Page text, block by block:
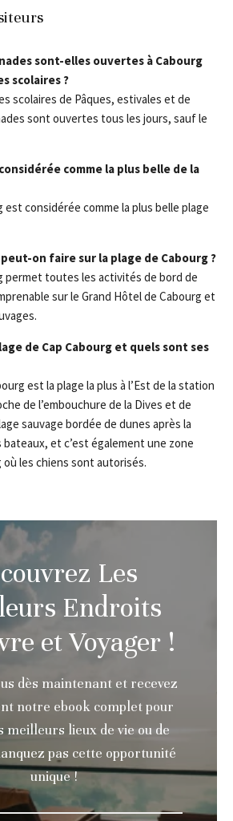
sont-elles ouvertes à Cabourg
scolaires ?
scolaires de Pâques, estivales et de
sont ouvertes tous les jours, sauf le
comme la plus belle de la
est considérée comme la plus belle plage
on faire sur la plage de Cabourg ?
permet toutes les activités de bord de
sur le Grand Hôtel de Cabourg et
de Cap Cabourg et quels sont ses
est la plage la plus à l’Est de la station
de l’embouchure de la Dives et de
sauvage bordée de dunes après la
et c’est également une zone
les chiens sont autorisés.
Les
Endroits
et Voyager !
dès maintenant et recevez
notre ebook complet pour
meilleurs lieux de vie ou de
pas cette opportunité
unique !